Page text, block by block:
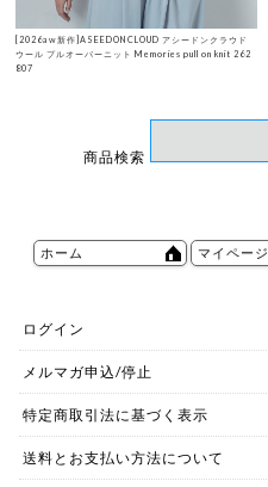
[2026aw新作]ASEEDONCLOUD アシードンクラウド
ウール プルオーバーニット Memories pull on knit 262
807
商品検索
ホーム マイページ
ログイン
メルマガ申込/停止
特定商取引法に基づく表示
送料とお支払い方法について